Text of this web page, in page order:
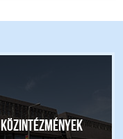
Közintézmények